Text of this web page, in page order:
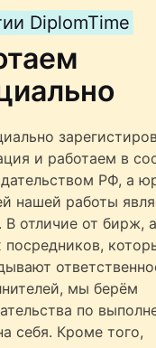
DiplomTime
и работаем в
РФ, а
нашей работы
В отличие от бирж,
посредников,
мы берём
по
себя. Кроме того,